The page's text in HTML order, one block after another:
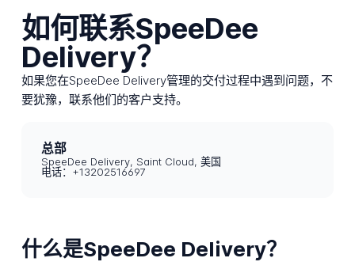
如何联系SpeeDee
Delivery？
如果您在SpeeDee Delivery管理的交付过程中遇到问题，不
要犹豫，联系他们的客户支持。
总部
SpeeDee Delivery, Saint Cloud, 美国
电话：+13202516697
什么是SpeeDee Delivery？